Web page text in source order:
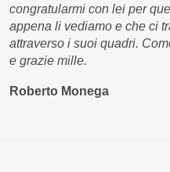
congratularmi con lei per
appena li vediamo e che ci
attraverso i suoi quadri.
e grazie mille.
Roberto Monega